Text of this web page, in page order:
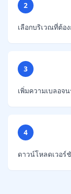
2
เลือกบริเวณที่ต้อ
3
เพิ่มความเบลอจ
4
ดาวน์โหลดเวอ